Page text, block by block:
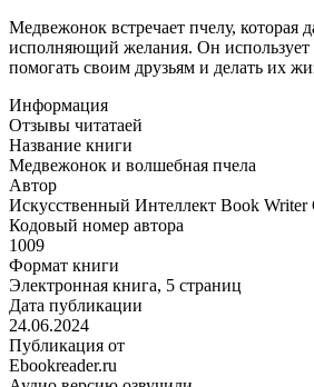
Медвежонок встречает пчелу, которая
исполняющий желания. Он использует
помогать своим друзьям и делать их
Информация
Отзывы читатаей
Название книги
Медвежонок и волшебная пчела
Автор
Искусственный Интеллект Book Writer
Кодовый номер автора
1009
Формат книги
Электронная книга, 5 страниц
Дата публикации
24.06.2024
Публикация от
Ebookreader.ru